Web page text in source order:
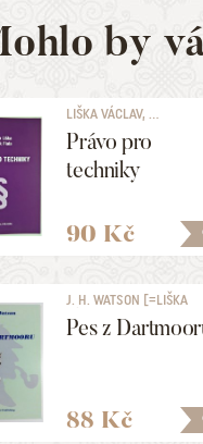
by
LIŠKA VÁCLAV, ...
Právo pro
techniky
90 Kč
J. H. WATSON [=LIŠKA
VÁCLAV]
Pes z
88 Kč